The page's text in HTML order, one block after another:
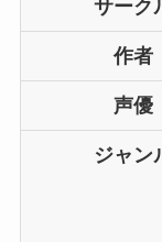
サーク
作者
声優
ジャン